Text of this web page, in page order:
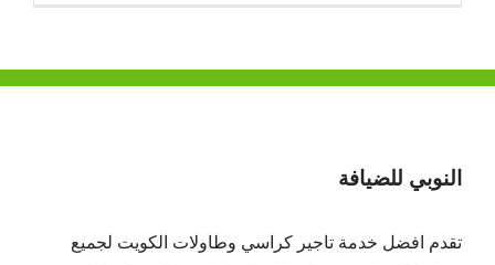
النوبي للضيافة
تقدم افضل خدمة تاجير كراسي وطاولات الكويت لجميع